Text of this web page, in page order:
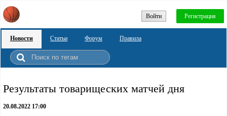
Войти Регистрация
Новости Статьи Форум Правила
Результаты товарищеских матчей дня
20.08.2022 17:00